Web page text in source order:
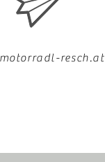
resch.at